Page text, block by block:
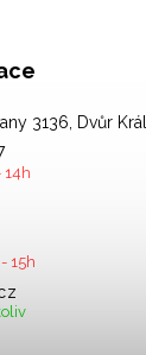
3136, Dvůr
14h
15h